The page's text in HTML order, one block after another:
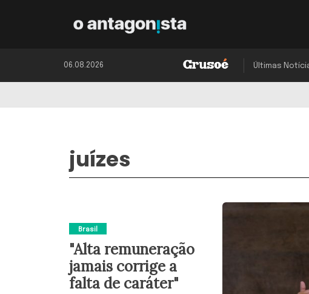
06.08.2026 Últimas
juízes
Brasil
"Alta remuneração
jamais corrige a
falta de caráter"